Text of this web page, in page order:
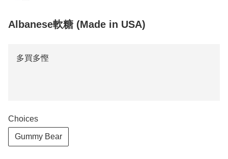
Albanese軟糖 (Made in USA)
多買多慳
Choices
Gummy Bear